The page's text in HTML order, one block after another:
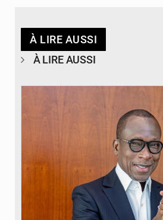
À LIRE AUSSI
À LIRE AUSSI